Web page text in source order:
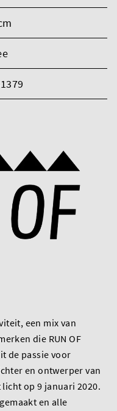
een mix van
die RUN OF
de passie voor
en ontwerper van
op 9 januari 2020.
en alle